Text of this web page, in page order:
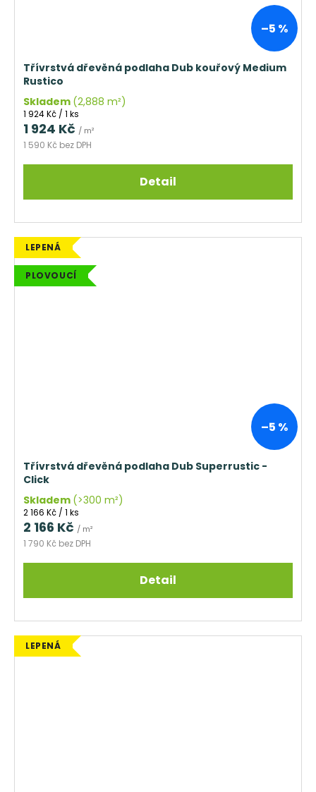
–5 %
Třívrstvá dřevěná podlaha Dub kouřový Medium
Rustico
Skladem (2,888 m²)
1 590 Kč bez DPH
1 924 Kč / m²
Měrná
cena:
1 924 Kč / 1 ks
Detail
LEPENÁ
PLOVOUCÍ
–5 %
Třívrstvá dřevěná podlaha Dub Superrustic -
Click
Skladem (>300 m²)
1 790 Kč bez DPH
2 166 Kč / m²
Měrná
cena:
2 166 Kč / 1 ks
Detail
LEPENÁ